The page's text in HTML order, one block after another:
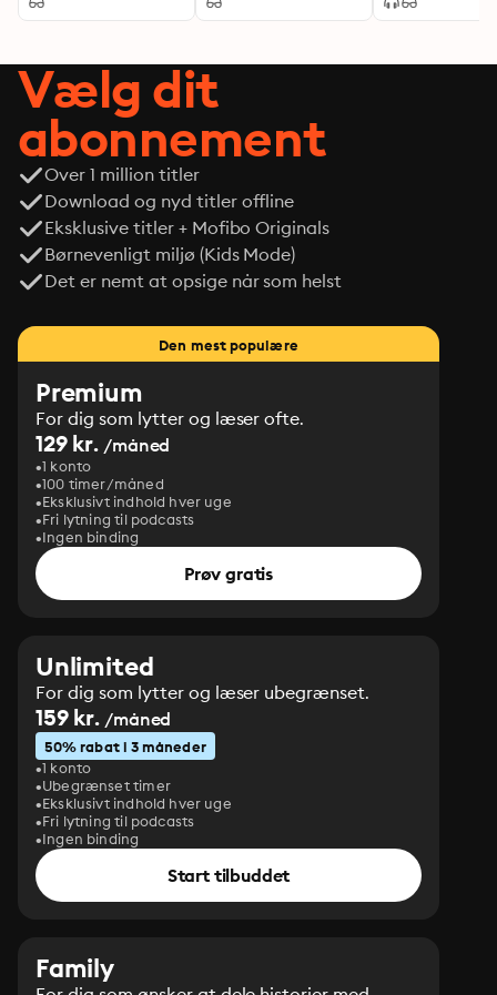
Vælg dit
abonnement
Over 1 million titler
Download og nyd titler offline
Eksklusive titler + Mofibo Originals
Børnevenligt miljø (Kids Mode)
Det er nemt at opsige når som helst
Den mest populære
Premium
For dig som lytter og læser ofte.
129 kr. /måned
1 konto
100 timer/måned
Eksklusivt indhold hver uge
Fri lytning til podcasts
Ingen binding
Prøv gratis
Unlimited
For dig som lytter og læser ubegrænset.
159 kr. /måned
50% rabat i 3 måneder
1 konto
Ubegrænset timer
Eksklusivt indhold hver uge
Fri lytning til podcasts
Ingen binding
Start tilbuddet
Family